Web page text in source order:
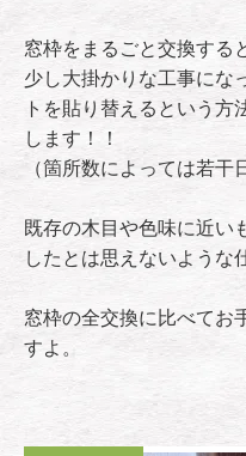
窓枠をまるごと交換する
少し大掛かりな工事にな
トを貼り替えるという方
します！！
（箇所数によっては若干
既存の木目や色味に近い
したとは思えないような
窓枠の全交換に比べてお
すよ。